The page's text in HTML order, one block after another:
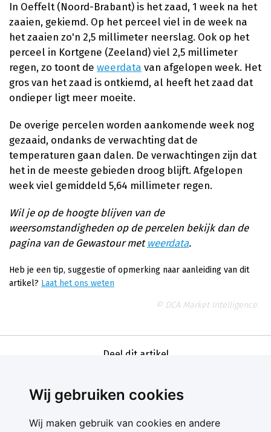
Wij gebruiken cookies
Wij maken gebruik van cookies en andere
In Oeffelt (Noord-Brabant) is het zaad, 1 week na het
zaaien, gekiemd. Op het perceel viel in de week na
het zaaien zo'n 2,5 millimeter neerslag. Ook op het
perceel in Kortgene (Zeeland) viel 2,5 millimeter
regen, zo toont de weerdata van afgelopen week. Het
gros van het zaad is ontkiemd, al heeft het zaad dat
ondieper ligt meer moeite.
De overige percelen worden aankomende week nog
gezaaid, ondanks de verwachting dat de
temperaturen gaan dalen. De verwachtingen zijn dat
het in de meeste gebieden droog blijft. Afgelopen
week viel gemiddeld 5,64 millimeter regen.
Wil je op de hoogte blijven van de
weersomstandigheden op de percelen bekijk dan de
pagina van de Gewastour met weerdata.
Heb je een tip, suggestie of opmerking naar aanleiding van dit
artikel? Laat het ons weten
© DCA Market Intelligence.
Deel dit artikel